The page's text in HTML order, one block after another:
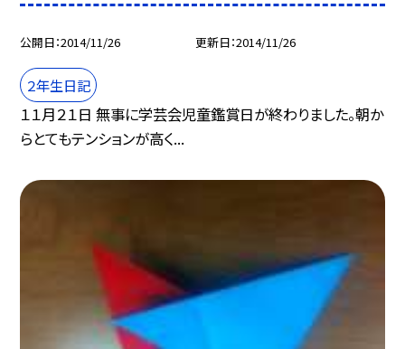
公開日 2014/11/26 更新日 2014/11/26
２年生日記
１１月２１日 無事に学芸会児童鑑賞日が終わりました。朝か
らとてもテンションが高く...